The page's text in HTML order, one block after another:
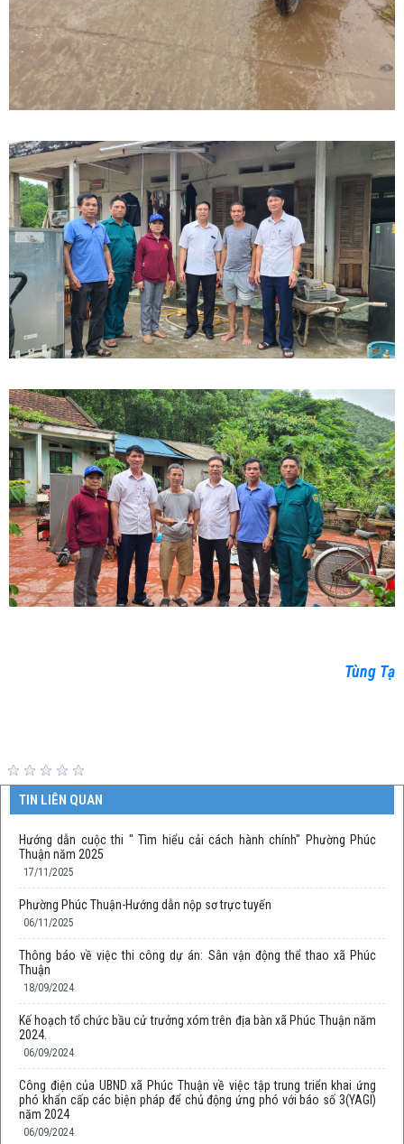
Tùng Tạ
TIN LIÊN QUAN
Hướng dẫn cuộc thi " Tìm hiểu cải cách hành chính" Phường Phúc
Thuận năm 2025
17/11/2025
Phường Phúc Thuận-Hướng dẫn nộp sơ trực tuyến
06/11/2025
Thông báo về việc thi công dự án: Sân vận động thể thao xã Phúc
Thuận
18/09/2024
Kế hoạch tổ chức bầu cử trưởng xóm trên địa bàn xã Phúc Thuận năm
2024.
06/09/2024
Công điện của UBND xã Phúc Thuận về việc tập trung triển khai ứng
phó khẩn cấp các biện pháp để chủ động ứng phó với báo số 3(YAGI)
năm 2024
06/09/2024